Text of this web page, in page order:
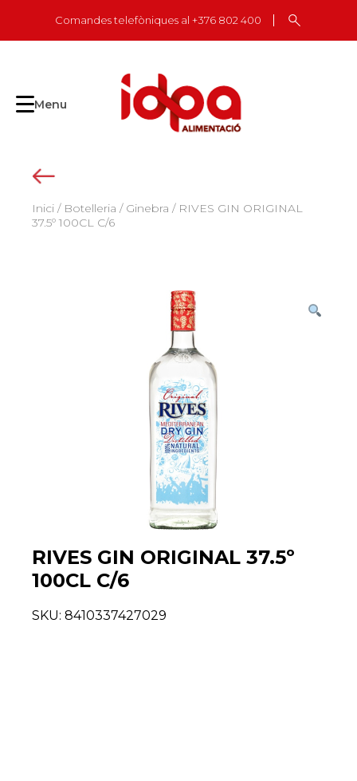
content
Comandes telefòniques al +376 802 400
Menu
Inici / Botelleria / Ginebra / RIVES GIN ORIGINAL
37.5º 100CL C/6
RIVES GIN ORIGINAL 37.5º
100CL C/6
SKU: 8410337427029